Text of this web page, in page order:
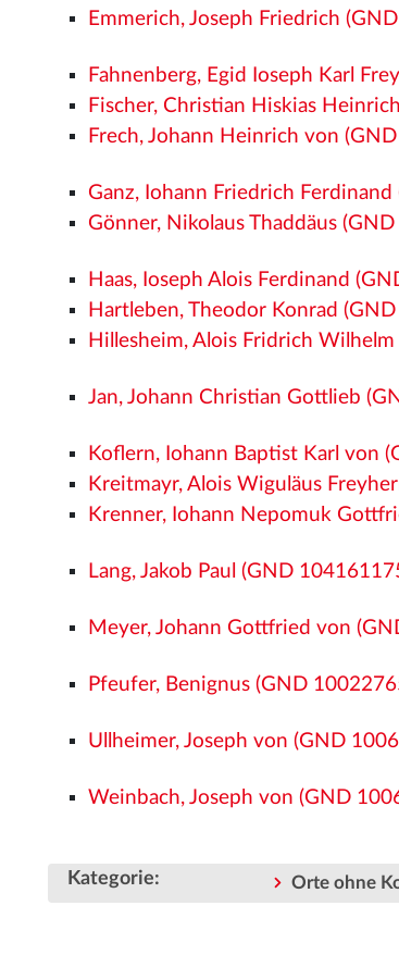
Emmerich, Joseph Friedrich
Fahnenberg, Egid Ioseph Karl
Fischer, Christian Hiskias
Frech, Johann Heinrich von
Ganz, Iohann Friedrich
Gönner, Nikolaus Thaddäus
Haas, Ioseph Alois Ferdinand
Hartleben, Theodor Konrad
Hillesheim, Alois Fridrich
Jan, Johann Christian Gottlieb
Koflern, Iohann Baptist Karl von
Kreitmayr, Alois Wiguläus
Krenner, Iohann Nepomuk
Lang, Jakob Paul (GND
Meyer, Johann Gottfried von
Pfeufer, Benignus (GND
Ullheimer, Joseph von (GND
Weinbach, Joseph von (GND
Kategorie: Orte ohne